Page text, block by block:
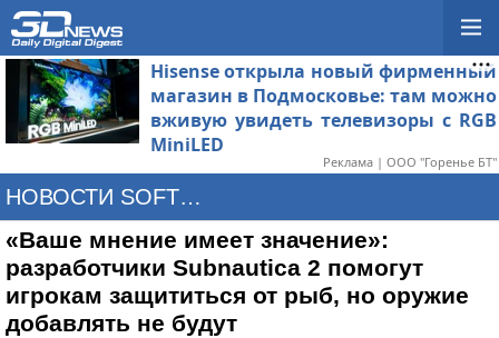
Hisense открыла новый фирменный
магазин в Подмосковье: там можно
вживую увидеть телевизоры с RGB
MiniLED
Реклама | ООО "Горенье БТ"
НОВОСТИ SOFTWARE
«Ваше мнение имеет значение»:
разработчики Subnautica 2 помогут
игрокам защититься от рыб, но оружие
добавлять не будут